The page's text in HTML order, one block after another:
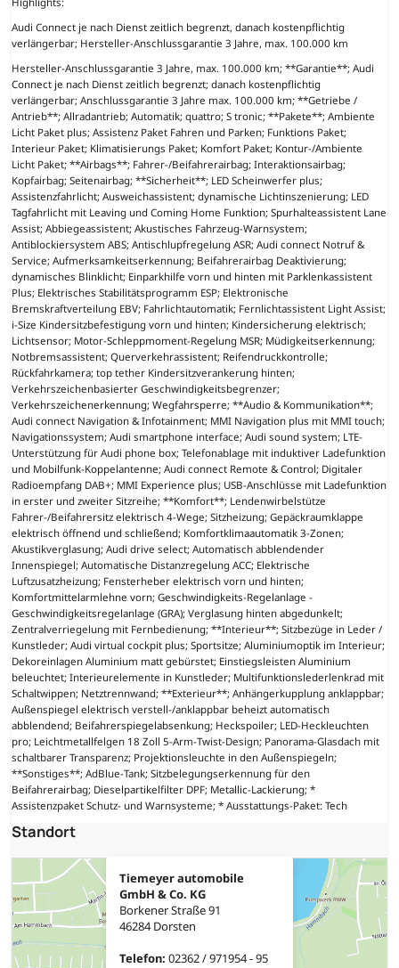
Audi Connect je nach Dienst zeitlich begrenzt, danach kostenpflichtig
verlängerbar; Hersteller-Anschlussgarantie 3 Jahre, max. 100.000 km
Hersteller-Anschlussgarantie 3 Jahre, max. 100.000 km; **Garantie**; Audi
Connect je nach Dienst zeitlich begrenzt; danach kostenpflichtig
verlängerbar; Anschlussgarantie 3 Jahre max. 100.000 km; **Getriebe /
Antrieb**; Allradantrieb; Automatik; quattro; S tronic; **Pakete**; Ambiente
Licht Paket plus; Assistenz Paket Fahren und Parken; Funktions Paket;
Interieur Paket; Klimatisierungs Paket; Komfort Paket; Kontur-/Ambiente
Licht Paket; **Airbags**; Fahrer-/Beifahrerairbag; Interaktionsairbag;
Kopfairbag; Seitenairbag; **Sicherheit**; LED Scheinwerfer plus;
Assistenzfahrlicht; Ausweichassistent; dynamische Lichtinszenierung; LED
Tagfahrlicht mit Leaving und Coming Home Funktion; Spurhalteassistent Lane
Assist; Abbiegeassistent; Akustisches Fahrzeug-Warnsystem;
Antiblockiersystem ABS; Antischlupfregelung ASR; Audi connect Notruf &
Service; Aufmerksamkeitserkennung; Beifahrerairbag Deaktivierung;
dynamisches Blinklicht; Einparkhilfe vorn und hinten mit Parklenkassistent
Plus; Elektrisches Stabilitätsprogramm ESP; Elektronische
Bremskraftverteilung EBV; Fahrlichtautomatik; Fernlichtassistent Light Assist;
i-Size Kindersitzbefestigung vorn und hinten; Kindersicherung elektrisch;
Lichtsensor; Motor-Schleppmoment-Regelung MSR; Müdigkeitserkennung;
Notbremsassistent; Querverkehrassistent; Reifendruckkontrolle;
Rückfahrkamera; top tether Kindersitzverankerung hinten;
Verkehrszeichenbasierter Geschwindigkeitsbegrenzer;
Verkehrszeichenerkennung; Wegfahrsperre; **Audio & Kommunikation**;
Audi connect Navigation & Infotainment; MMI Navigation plus mit MMI touch;
Navigationssystem; Audi smartphone interface; Audi sound system; LTE-
Unterstützung für Audi phone box; Telefonablage mit induktiver Ladefunktion
und Mobilfunk-Koppelantenne; Audi connect Remote & Control; Digitaler
Radioempfang DAB+; MMI Experience plus; USB-Anschlüsse mit Ladefunktion
in erster und zweiter Sitzreihe; **Komfort**; Lendenwirbelstütze
Fahrer-/Beifahrersitz elektrisch 4-Wege; Sitzheizung; Gepäckraumklappe
elektrisch öffnend und schließend; Komfortklimaautomatik 3-Zonen;
Akustikverglasung; Audi drive select; Automatisch abblendender
Innenspiegel; Automatische Distanzregelung ACC; Elektrische
Luftzusatzheizung; Fensterheber elektrisch vorn und hinten;
Komfortmittelarmlehne vorn; Geschwindigkeits-Regelanlage -
Geschwindigkeitsregelanlage (GRA); Verglasung hinten abgedunkelt;
Zentralverriegelung mit Fernbedienung; **Interieur**; Sitzbezüge in Leder /
Kunstleder; Audi virtual cockpit plus; Sportsitze; Aluminiumoptik im Interieur;
Dekoreinlagen Aluminium matt gebürstet; Einstiegsleisten Aluminium
beleuchtet; Interieurelemente in Kunstleder; Multifunktionslederlenkrad mit
Schaltwippen; Netztrennwand; **Exterieur**; Anhängerkupplung anklappbar;
Außenspiegel elektrisch verstell-/anklappbar beheizt automatisch
abblendend; Beifahrerspiegelabsenkung; Heckspoiler; LED-Heckleuchten
pro; Leichtmetallfelgen 18 Zoll 5-Arm-Twist-Design; Panorama-Glasdach mit
schaltbarer Transparenz; Projektionsleuchte in den Außenspiegeln;
**Sonstiges**; AdBlue-Tank; Sitzbelegungserkennung für den
Beifahrerairbag; Dieselpartikelfilter DPF; Metallic-Lackierung; *
Assistenzpaket Schutz- und Warnsysteme; * Ausstattungs-Paket: Tech
Standort
Tiemeyer automobile
GmbH & Co. KG
Borkener Straße 91
46284 Dorsten
Telefon: 02362 / 971954 - 95